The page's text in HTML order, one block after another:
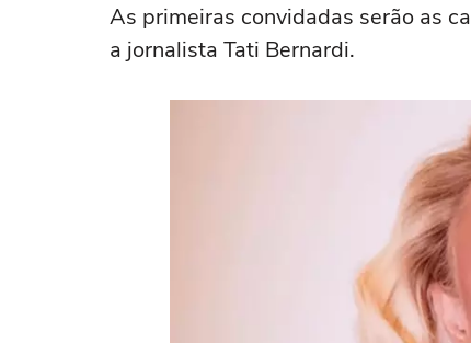
As primeiras convidadas serão as
a jornalista Tati Bernardi.